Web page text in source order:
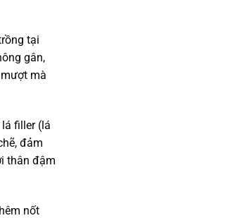
tại
gân,
mà
filler (lá
đảm
thân đậm
nốt